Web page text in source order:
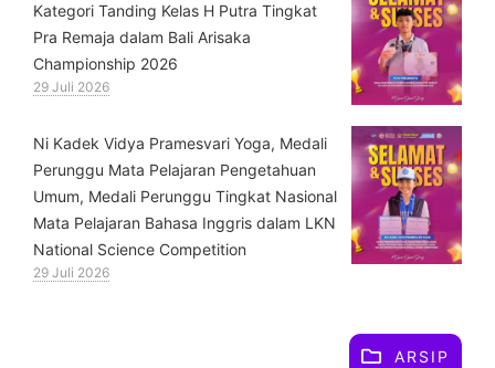
Kategori Tanding Kelas H Putra Tingkat
Pra Remaja dalam Bali Arisaka
Championship 2026
29 Juli 2026
⁠Ni Kadek Vidya Pramesvari Yoga, Medali
Perunggu Mata Pelajaran Pengetahuan
Umum, Medali Perunggu Tingkat Nasional
Mata Pelajaran Bahasa Inggris dalam LKN
National Science Competition
29 Juli 2026
ARSIP